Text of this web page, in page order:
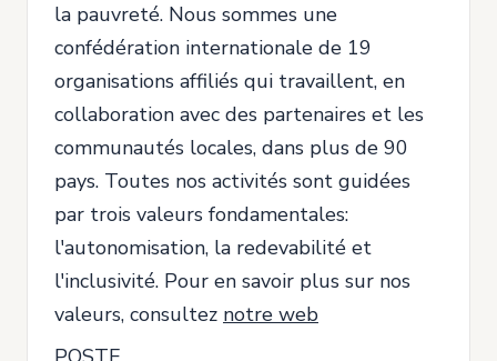
la pauvreté. Nous sommes une
confédération internationale de 19
organisations affiliés qui travaillent, en
collaboration avec des partenaires et les
communautés locales, dans plus de 90
pays. Toutes nos activités sont guidées
par trois valeurs fondamentales:
l'autonomisation, la redevabilité et
l'inclusivité. Pour en savoir plus sur nos
valeurs, consultez notre web